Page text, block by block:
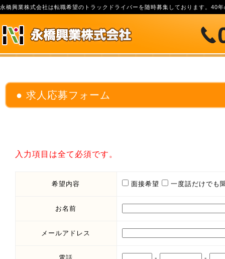
永橋興業株式会社は転職希望のトラックドライバーを随時募集しております。40
求人応募フォーム
入力項目は全て必須です。
希望内容 面接希望 一度話だけでも
お名前
メールアドレス